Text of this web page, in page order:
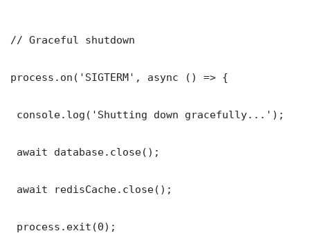
// Graceful shutdown
process.on('SIGTERM', async () => {
console.log('Shutting down gracefully...');
await database.close();
await redisCache.close();
process.exit(0);